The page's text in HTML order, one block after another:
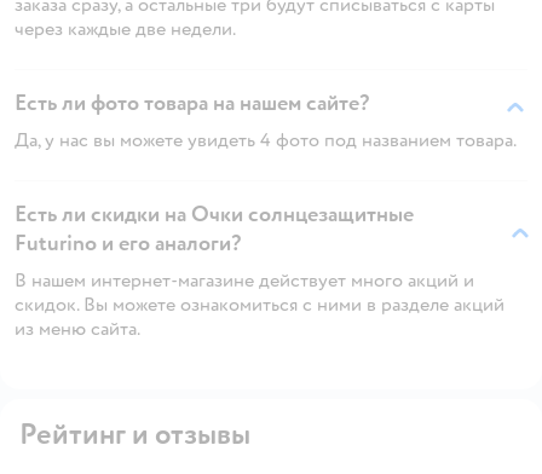
через каждые две недели.
Есть ли фото товара на нашем сайте?
Да, у нас вы можете увидеть 4 фото под названием товара.
Есть ли скидки на Очки солнцезащитные
Futurino и его аналоги?
В нашем интернет-магазине действует много акций и
скидок. Вы можете ознакомиться с ними в разделе акций
из меню сайта.
Рейтинг и отзывы